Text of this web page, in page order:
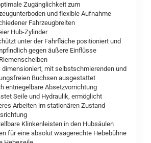
Zugänglichkeit zum
und flexible Aufnahme
Fahrzeugbreiten
Hub-Zylinder
unter der Fahrfläche positioniert und
gegen äußere Einflüsse
dimensioniert, mit selbstschmierenden und
Buchsen ausgestattet
entriegelbare Absetzvorrichtung
Seile und Hydraulik, ermöglicht
Arbeiten im stationären Zustand
Klinkenleisten in den Hubsäulen
für eine absolut waagerechte Hebebühne